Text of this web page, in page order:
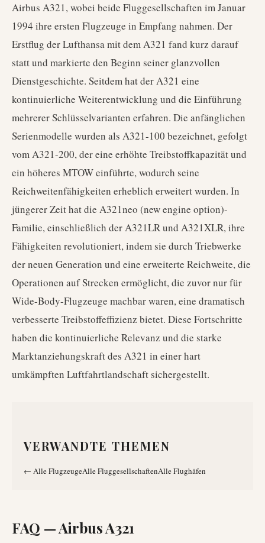
Airbus A321, wobei beide Fluggesellschaften im Januar
1994 ihre ersten Flugzeuge in Empfang nahmen. Der
Erstflug der Lufthansa mit dem A321 fand kurz darauf
statt und markierte den Beginn seiner glanzvollen
Dienstgeschichte. Seitdem hat der A321 eine
kontinuierliche Weiterentwicklung und die Einführung
mehrerer Schlüsselvarianten erfahren. Die anfänglichen
Serienmodelle wurden als A321-100 bezeichnet, gefolgt
vom A321-200, der eine erhöhte Treibstoffkapazität und
ein höheres MTOW einführte, wodurch seine
Reichweitenfähigkeiten erheblich erweitert wurden. In
jüngerer Zeit hat die A321neo (new engine option)-
Familie, einschließlich der A321LR und A321XLR, ihre
Fähigkeiten revolutioniert, indem sie durch Triebwerke
der neuen Generation und eine erweiterte Reichweite, die
Operationen auf Strecken ermöglicht, die zuvor nur für
Wide-Body-Flugzeuge machbar waren, eine dramatisch
verbesserte Treibstoffeffizienz bietet. Diese Fortschritte
haben die kontinuierliche Relevanz und die starke
Marktanziehungskraft des A321 in einer hart
umkämpften Luftfahrtlandschaft sichergestellt.
VERWANDTE THEMEN
← Alle FlugzeugeAlle FluggesellschaftenAlle Flughäfen
FAQ —Airbus A321